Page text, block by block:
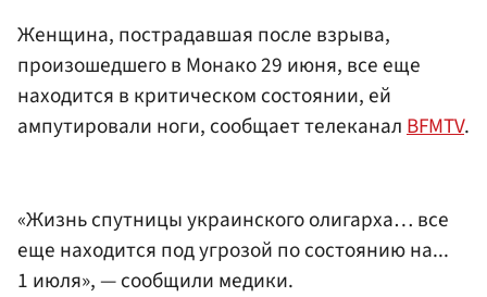
Женщина, пострадавшая после взрыва,
произошедшего в Монако 29 июня, все еще
находится в критическом состоянии, ей
ампутировали ноги, сообщает телеканалBFMTV.
«Жизнь спутницы украинского олигарха… все
еще находится под угрозой по состоянию на...
1 июля», — сообщили медики.